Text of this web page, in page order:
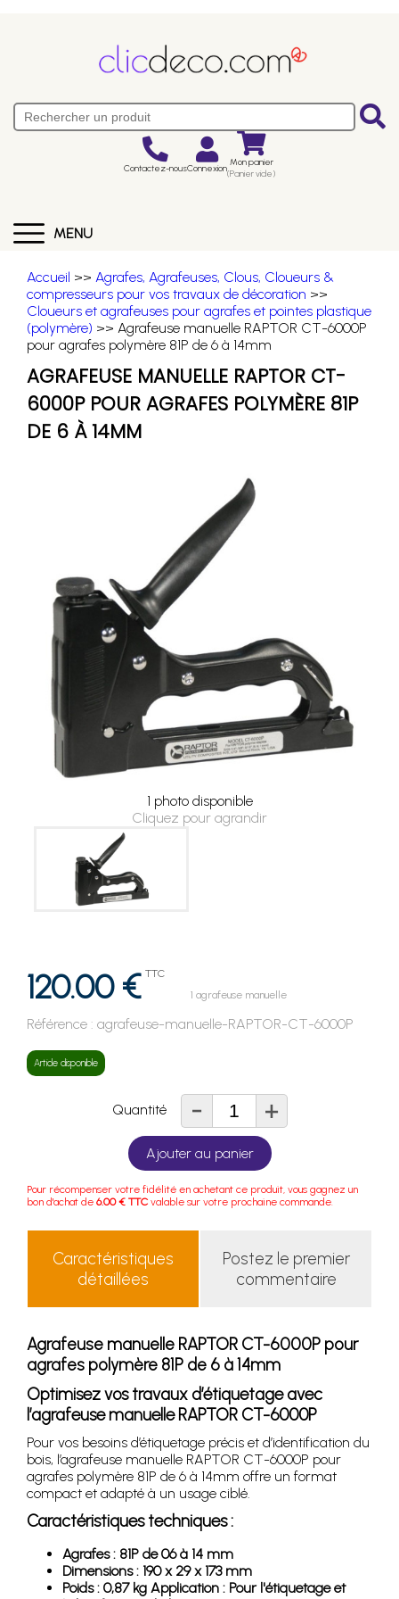
Contactez-nousConnexion Mon panier
(Panier vide)
MENU
Accueil >> Agrafes, Agrafeuses, Clous, Cloueurs &
compresseurs pour vos travaux de décoration >>
Cloueurs et agrafeuses pour agrafes et pointes plastique
(polymère) >> Agrafeuse manuelle RAPTOR CT-6000P
pour agrafes polymère 81P de 6 à 14mm
AGRAFEUSE MANUELLE RAPTOR CT-
6000P POUR AGRAFES POLYMÈRE 81P
DE 6 À 14MM
1 photo disponible
Cliquez pour agrandir
120.00 € TTC
1 agrafeuse manuelle
Référence : agrafeuse-manuelle-RAPTOR-CT-6000P
Article disponible
Quantité - +
Ajouter au panier
Pour récompenser votre fidélité en achetant ce produit, vous gagnez un
bon d'achat de 6.00 € TTC valable sur votre prochaine commande.
Caractéristiques
détaillées
Postez le premier
commentaire
Agrafeuse manuelle RAPTOR CT-6000P pour
agrafes polymère 81P de 6 à 14mm
Optimisez vos travaux d’étiquetage avec
l’agrafeuse manuelle RAPTOR CT-6000P
Pour vos besoins d’étiquetage précis et d’identification du
bois, l’agrafeuse manuelle RAPTOR CT-6000P pour
agrafes polymère 81P de 6 à 14mm offre un format
compact et adapté à un usage ciblé.
Caractéristiques techniques :
Agrafes : 81P de 06 à 14 mm
Dimensions : 190 x 29 x 173 mm
Poids : 0,87 kg Application : Pour l'étiquetage et